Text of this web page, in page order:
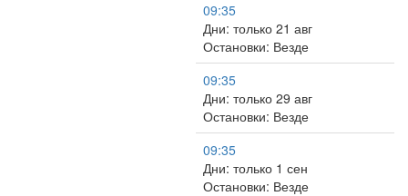
09:35
Дни: только 21 авг
Остановки: Везде
09:35
Дни: только 29 авг
Остановки: Везде
09:35
Дни: только 1 сен
Остановки: Везде